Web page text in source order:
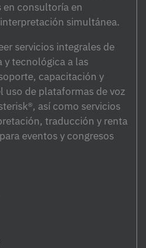
en consultoría en
simultánea.
servicios integrales de
tecnológica a las
capacitación y
uso de plataformas de voz
así como servicios
traducción y renta
eventos y congresos